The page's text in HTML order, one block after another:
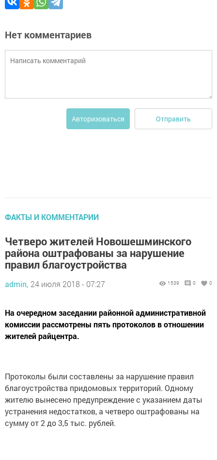
Нет комментариев
Авторизоваться Отправить
ФАКТЫ И КОММЕНТАРИИ
Четверо жителей Новошешминского
района оштрафованы за нарушение
правил благоустройства
admin, 24 июля 2018 - 07:27 1539 0 0
На очередном заседании районной административной
комиссии рассмотрены пять протоколов в отношении
жителей райцентра.
Протоколы были составлены за нарушение правил
благоустройства придомовых территорий. Одному
жителю вынесено предупреждение с указанием даты
устранения недостатков, а четверо оштрафованы на
сумму от 2 до 3,5 тыс. рублей.